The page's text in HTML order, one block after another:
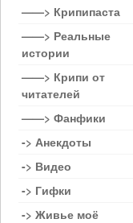
——> Крипипаста
——> Реальные
истории
——> Крипи от
читателей
——> Фанфики
-> Анекдоты
-> Видео
-> Гифки
-> Живье моё